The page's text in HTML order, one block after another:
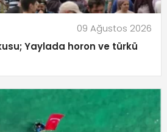
09 Ağustos 2026
Yaylada horon ve türkü